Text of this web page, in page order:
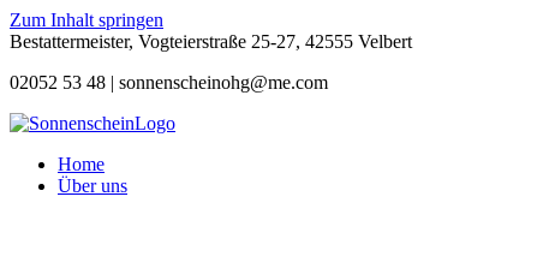
Zum Inhalt springen
Bestattermeister, Vogteierstraße 25-27, 42555 Velbert
02052 53 48 | sonnenscheinohg@me.com
Home
Über uns